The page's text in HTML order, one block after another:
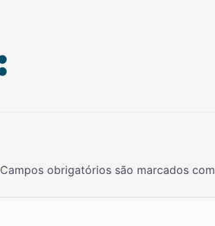
Campos obrigatórios são marcados com